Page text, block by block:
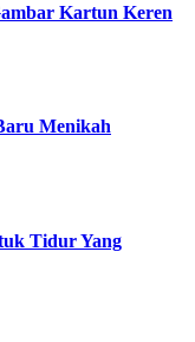
Kartun Keren
Menikah
Tidur Yang